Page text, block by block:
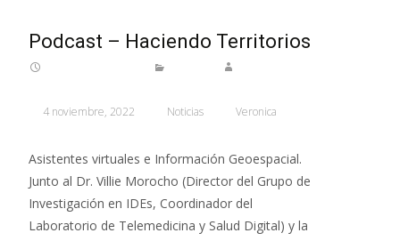
Podcast – Haciendo Territorios
4 noviembre, 2022 Noticias Veronica
Asistentes virtuales e Información Geoespacial.
Junto al Dr. Villie Morocho (Director del Grupo de
Investigación en IDEs, Coordinador del
Laboratorio de Telemedicina y Salud Digital) y la